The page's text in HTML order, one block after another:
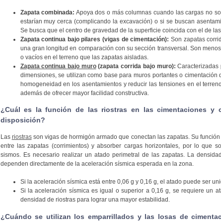
Zapata combinada: Apoya dos o más columnas cuando las cargas no
estarían muy cerca (complicando la excavación) o si se buscan
Se busca que el centro de gravedad de la superficie coincida con el de
Zapata continua bajo pilares (vigas de cimentación): Son zapatas
una gran longitud en comparación con su sección transversal. Son
o vacíos en el terreno que las zapatas aisladas.
Zapata continua bajo muro(zapata corrida bajo muro):
dimensiones, se utilizan como base para muros portantes o
homogeneidad en los asentamientos y reducir las tensiones en el
además de ofrecer mayor facilidad constructiva.
¿Cuál es la función de las riostras en las cimentaciones y
disposición?
Las riostrasson vigas de hormigón armado que conectan las zapatas. Su
entre las zapatas (corrimientos) y absorber cargas horizontales, por lo que
sismos. Es necesario realizar un atado perimetral de las zapatas. La
dependen directamente de la aceleración sísmica esperada en la zona.
Si la aceleración sísmica está entre 0,06 g y 0,16 g, el atado puede ser
Si la aceleración sísmica es igual o superior a 0,16 g, se requiere un
densidad de riostras para lograr una mayor estabilidad.
¿Cuándo se utilizan los emparrillados y las losas de